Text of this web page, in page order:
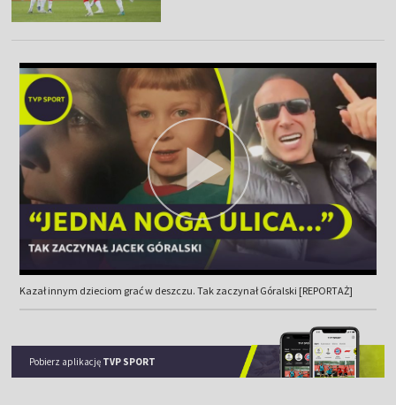
Kazał innym dzieciom grać w deszczu. Tak zaczynał Góralski [REPORTAŻ]
Pobierz aplikację TVP SPORT